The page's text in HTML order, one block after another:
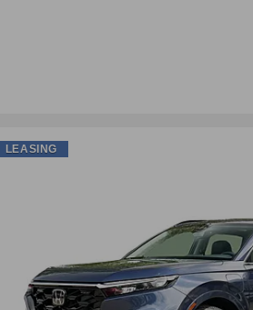
LEASING